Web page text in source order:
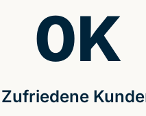
Zufriedene
0K